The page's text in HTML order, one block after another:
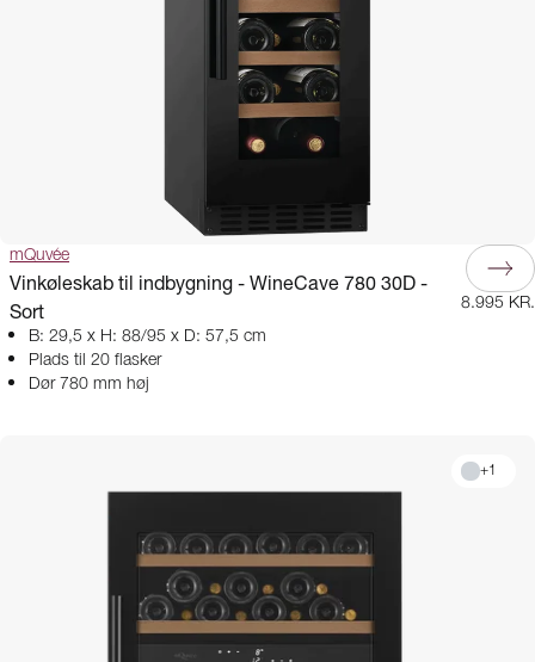
mQuvée
Vinkøleskab til indbygning - WineCave 780 30D -
Sort
B: 29,5 x H: 88/95 x D: 57,5 cm
Plads til 20 flasker
Dør 780 mm høj
8.995 KR.
+1